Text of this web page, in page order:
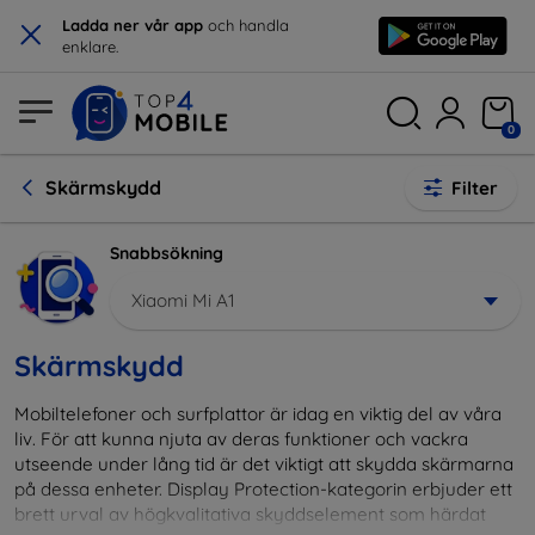
× Ladda ner vår app och handla
enklare.
0
Skärmskydd Filter
Snabbsökning
Xiaomi Mi A1
Skärmskydd
Mobiltelefoner och surfplattor är idag en viktig del av våra
liv. För att kunna njuta av deras funktioner och vackra
utseende under lång tid är det viktigt att skydda skärmarna
på dessa enheter. Display Protection-kategorin erbjuder ett
brett urval av högkvalitativa skyddselement som härdat